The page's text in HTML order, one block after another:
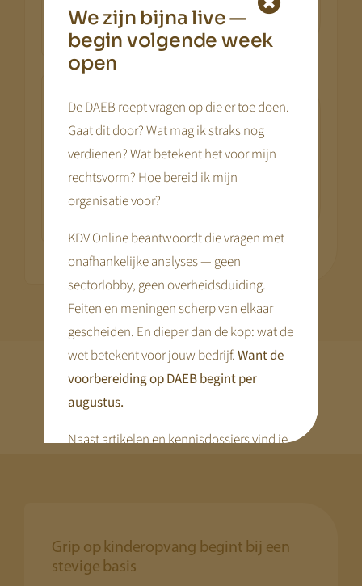
Locaties
Rekentool testen
Nadat één pakket aan een locatie is
gekoppeld kan de rekentool getest worden.
Rekentool testen
Grip op kinderopvang begint bij een
stevige basis
We zijn bijna live —
begin volgende week
open
De DAEB roept vragen op die er toe doen.
Gaat dit door? Wat mag ik straks nog
verdienen? Wat betekent het voor mijn
rechtsvorm? Hoe bereid ik mijn
organisatie voor?
KDV Online beantwoordt die vragen met
onafhankelijke analyses — geen
sectorlobby, geen overheidsduiding.
Feiten en meningen scherp van elkaar
gescheiden. En dieper dan de kop: wat de
wet betekent voor jouw bedrijf.Want de
voorbereiding op DAEB begint per
augustus.
Naast artikelen en kennisdossiers vind je
We bouwen terwijl je meekijkt. Niet alle
pagina’s zijn al compleet.